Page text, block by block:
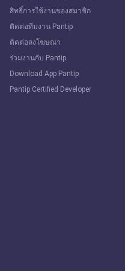
สิทธิ์การใช้งานของสมาชิก
ติดต่อทีมงาน Pantip
ติดต่อลงโฆษณา
ร่วมงานกับ Pantip
Download App Pantip
Pantip Certified Developer